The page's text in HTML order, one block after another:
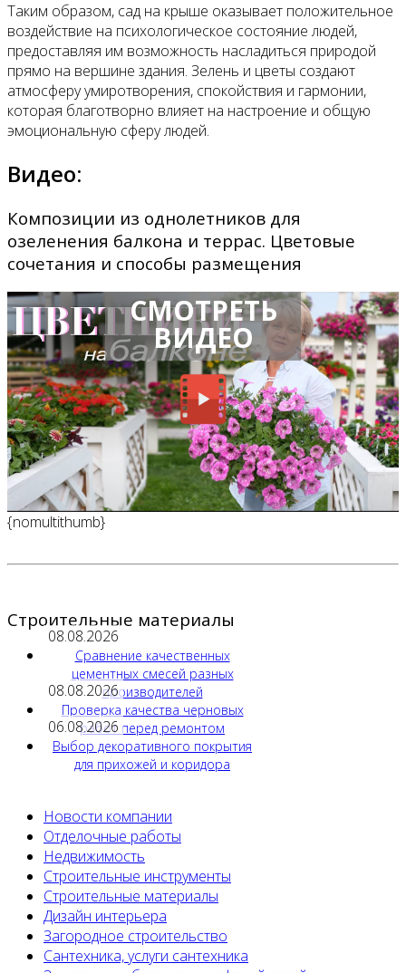
Таким образом, сад на крыше оказывает положительное
воздействие на психологическое состояние людей,
предоставляя им возможность насладиться природой
прямо на вершине здания. Зелень и цветы создают
атмосферу умиротворения, спокойствия и гармонии,
которая благотворно влияет на настроение и общую
эмоциональную сферу людей.
Видео:
Композиции из однолетников для
озеленения балкона и террас. Цветовые
сочетания и способы размещения
СМОТРЕТЬ
ВИДЕО
{nomultithumb}
Строительные материалы
08.08.2026
Сравнение качественных
цементных смесей разных
производителей
08.08.2026
Проверка качества черновых
работ перед ремонтом
06.08.2026
Выбор декоративного покрытия
для прихожей и коридора
Новости компании
Отделочные работы
Недвижимость
Строительные инструменты
Строительные материалы
Дизайн интерьера
Загородное строительство
Сантехника, услуги сантехника